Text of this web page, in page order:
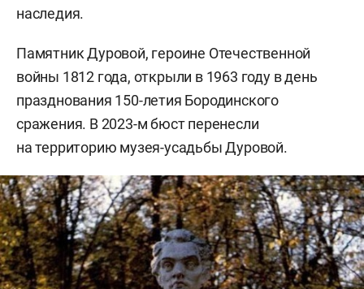
наследия.
Памятник Дуровой, героине Отечественной
войны 1812 года, открыли в 1963 году в день
празднования 150-летия Бородинского
сражения. В 2023-м бюст перенесли
на территорию музея-усадьбы Дуровой.